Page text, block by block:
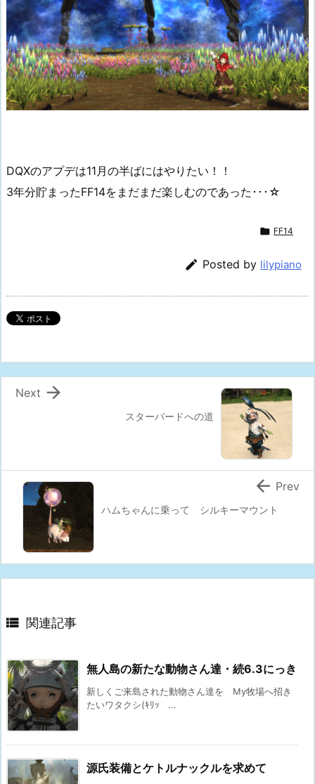
DQXのアプデは11月の半ばにはやりたい！！
3年分貯まったFF14をまだまだ楽しむのであった･･･☆
 FF14
 Posted by lilypiano
スターバードへの道

Next
ハムちゃんに乗って シルキーマウント
 Prev
 関連記事
無人島の新たな動物さん達・続6.3にっき
新しくご来島された動物さん達を My牧場へ招き
たいワタクシ(ｷﾘｯ ...
源氏装備とケトルナックルを求めて